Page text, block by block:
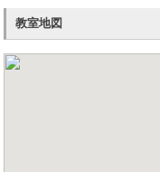
教室地図